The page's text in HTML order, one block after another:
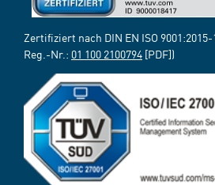
Zertifiziert nach DIN EN ISO
Reg.-Nr.: 01 100 2100794 [PDF])